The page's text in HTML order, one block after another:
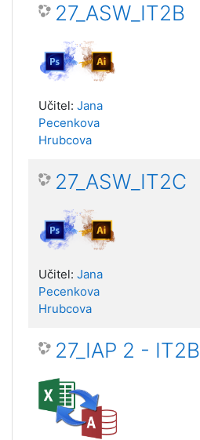
27_ASW_IT2B
Učitel: Jana
Pecenkova
Hrubcova
27_ASW_IT2C
Učitel: Jana
Pecenkova
Hrubcova
27_IAP 2 - IT2B